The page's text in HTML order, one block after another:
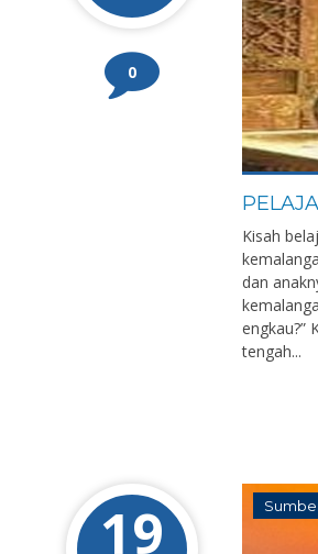
0
Kisah
dan
engkau?”
tengah...
19